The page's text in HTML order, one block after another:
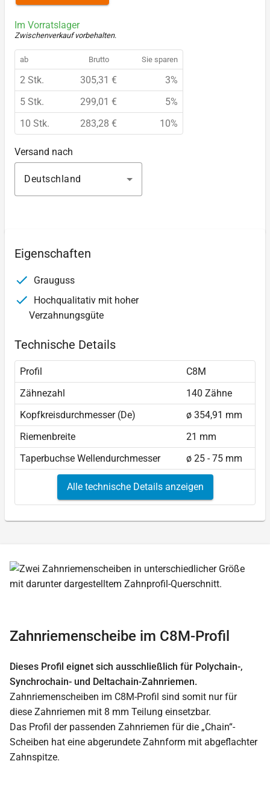
Im Vorratslager
Zwischenverkauf vorbehalten.
ab Brutto Sie sparen
2 Stk. 305,31 €
3%
5 Stk.
299,01 €
5%
10 Stk.
283,28 € 10%
Versand nach
Deutschland
Eigenschaften
Grauguss
Hochqualitativ mit hoher
Verzahnungsgüte
Technische Details
Profil
C8M
Zähnezahl
140 Zähne
Kopfkreisdurchmesser (De)
ø 354,91 mm
Riemenbreite
21 mm
Taperbuchse Wellendurchmesser
ø 25 - 75 mm
Alle technische Details anzeigen
Zahnriemenscheibe im C8M-Profil
Dieses Profil eignet sich ausschließlich für Polychain-,
Synchrochain- und Deltachain-Zahnriemen.
Zahnriemenscheiben im C8M-Profil sind somit nur für
diese Zahnriemen mit 8 mm Teilung einsetzbar.
Das Profil der passenden Zahnriemen für die „Chain“-
Scheiben hat eine abgerundete Zahnform mit abgeflachter
Zahnspitze.